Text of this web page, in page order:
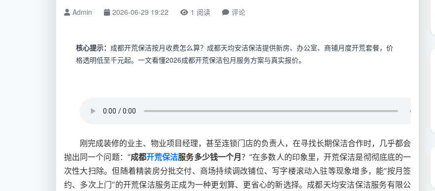
Admin 2026-06-29 19:22 1 阅读 评论
核心提示： 成都开荒保洁按月收费怎么算？成都天均安洁保洁提供新房、办公室、商铺月度开荒套餐，价
格透明低至千元起。一文看懂2026成都开荒保洁包月服务方案与真实报价。
刚完成装修的业主、物业项目经理，甚至连锁门店的负责人，在寻找长期保洁合作时，几乎都会
抛出同一个问题：“成都开荒保洁服务多少钱一个月？”在多数人的印象里，开荒保洁是彻彻底底的一
次性大扫除。但随着精装房分批交付、商场持续调改铺位、写字楼滚动入驻等现象增多，能“按月签
约、多次上门”的开荒保洁服务正成为一种更划算、更省心的新选择。成都天均安洁保洁服务有限公